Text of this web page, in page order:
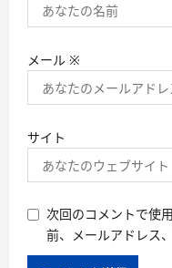
メール ※
サイト
次回のコメントで使
前、メールアドレス